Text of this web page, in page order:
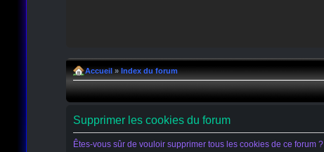
Accueil» Index du forum
Supprimer les cookies du forum
Êtes-vous sûr de vouloir supprimer tous les cookies de ce forum ?